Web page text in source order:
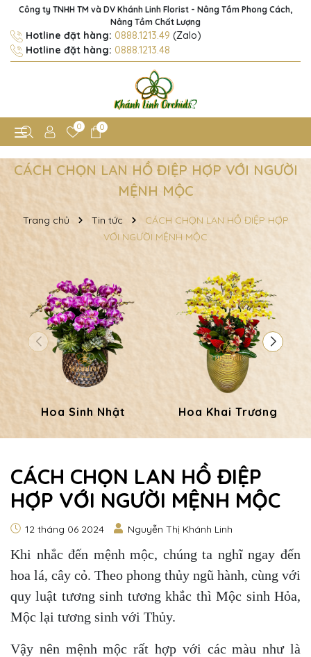
Công ty TNHH TM và DV Khánh Linh Florist - Nâng Tầm Phong Cách,
Nâng Tầm Chất Lượng
Hotline đặt hàng: 0888.1213.49 (Zalo)
Hotline đặt hàng: 0888.1213.48
0 0
CÁCH CHỌN LAN HỒ ĐIỆP HỢP VỚI NGƯỜI
MỆNH MỘC
Trang chủ Tin tức
CÁCH CHỌN LAN HỒ ĐIỆP HỢP
VỚI NGƯỜI MỆNH MỘC
Hoa Sinh Nhật Hoa Khai Trương
CÁCH CHỌN LAN HỒ ĐIỆP
HỢP VỚI NGƯỜI MỆNH MỘC
12 tháng 06 2024 Nguyễn Thị Khánh Linh
Khi nhắc đến mệnh mộc, chúng ta nghĩ ngay đến
hoa lá, cây cỏ. Theo phong thủy ngũ hành, cùng với
quy luật tương sinh tương khắc thì Mộc sinh Hỏa,
Mộc lại tương sinh với Thủy.
Vậy nên mệnh mộc rất hợp với các màu như là